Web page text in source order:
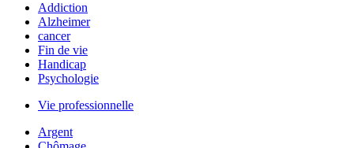
Addiction
Alzheimer
cancer
Fin de vie
Handicap
Psychologie
Vie professionnelle
Argent